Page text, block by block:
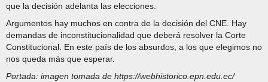
que la decisión adelanta las elecciones.
Argumentos hay muchos en contra de la decisión del CNE. Hay
demandas de inconstitucionalidad que deberá resolver la Corte
Constitucional. En este país de los absurdos, a los que elegimos no
nos queda más que esperar.
Portada: imagen tomada de https://webhistorico.epn.edu.ec/